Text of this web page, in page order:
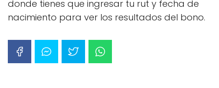
donde tienes que ingresar tu rut y fecha de
nacimiento para ver los resultados del bono.